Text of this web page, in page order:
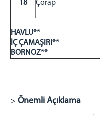
18
Çorap
HAVLU**
İÇ ÇAMAŞIRI**
BORNOZ**
> Önemli Açıklama